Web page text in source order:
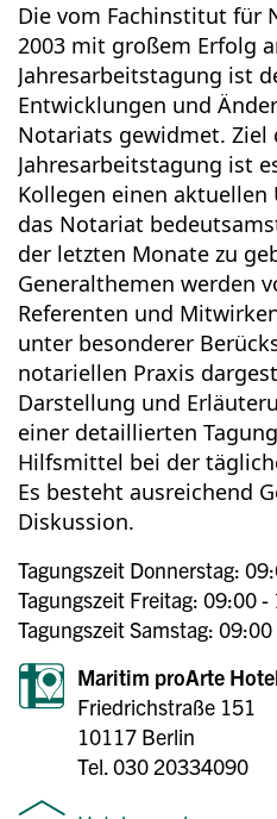
Die vom Fachinstitut für
2003 mit großem Erfolg
Jahresarbeitstagung ist
Entwicklungen und
Notariats gewidmet. Ziel
Jahresarbeitstagung ist
Kollegen einen
das Notariat
der letzten Monate zu
Generalthemen werden
Referenten und
unter besonderer
notariellen Praxis
Darstellung und
einer detaillierten
Hilfsmittel bei der
Es besteht ausreichend
Diskussion.
Tagungszeit Donnerstag:
Tagungszeit Freitag: 09:00
Tagungszeit Samstag:
Maritim proArte
Friedrichstraße 151
10117 Berlin
Tel. 030 20334090